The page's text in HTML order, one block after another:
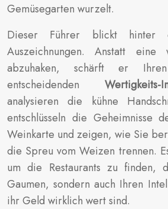
Gemüsegarten wurzelt.
Dieser Führer blickt hinter
Auszeichnungen. Anstatt eine
abzuhaken, schärft er
entscheidenden Wertigkeits-
analysieren die kühne
entschlüsseln die Geheimnisse
Weinkarte und zeigen, wie Sie
die Spreu vom Weizen trennen.
um die Restaurants zu finden,
Gaumen, sondern auch Ihren
ihr Geld wirklich wert sind.